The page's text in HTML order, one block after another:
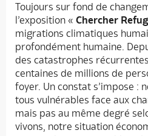
Toujours sur fond de
l’exposition « Chercher
migrations climatiques
profondément humaine.
des catastrophes
centaines de millions de
foyer. Un constat s’impose :
tous vulnérables face aux
mais pas au même degré
vivons, notre situation